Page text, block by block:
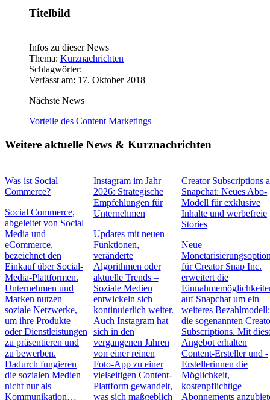
Titelbild
Infos zu dieser News
Thema: Kurznachrichten
Schlagwörter:
Verfasst am: 17. Oktober 2018
Nächste News
Vorteile des Content Marketings
Weitere aktuelle News & Kurznachrichten
Was ist Social
Commerce?
Social Commerce,
abgeleitet von Social
Media und
eCommerce,
bezeichnet den
Einkauf über Social-
Media-Plattformen.
Unternehmen und
Marken nutzen
soziale Netzwerke,
um ihre Produkte
oder Dienstleistungen
zu präsentieren und
zu bewerben.
Dadurch fungieren
die sozialen Medien
nicht nur als
Kommunikation…
Instagram im Jahr
2026: Strategische
Empfehlungen für
Unternehmen
Updates mit neuen
Funktionen,
veränderte
Algorithmen oder
aktuelle Trends –
Soziale Medien
entwickeln sich
kontinuierlich weiter.
Auch Instagram hat
sich in den
vergangenen Jahren
von einer reinen
Foto-App zu einer
vielseitigen Content-
Plattform gewandelt,
was sich maßgeblich
Creator Subscriptions
Snapchat: Neues Abo-
Modell für exklusive
Inhalte und werbefreie
Stories
Neue
für Creator Snap Inc.
erweitert die
auf Snapchat um ein
weiteres Bezahlmodell:
die sogenannten
Subscriptions. Mit
Angebot erhalten
Content-Ersteller und -
Erstellerinnen die
Möglichkeit,
kostenpflichtige
Abonnements